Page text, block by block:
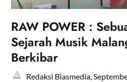
RAW POWER :
Sejarah Musik
Berkibar
Redaksi Biasmedia,